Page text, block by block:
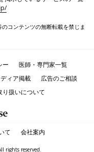
コンテンツの無断転載を禁じま
ー
医師・専門家一覧
ィア掲載
広告のご相談
り扱いについて
て 会社案内
rights reserved.